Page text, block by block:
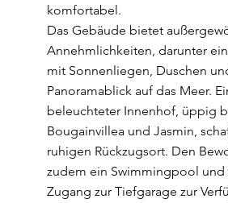
komfortabel.
Das Gebäude bietet
Annehmlichkeiten, darunter
mit Sonnenliegen, Duschen
Panoramablick auf das Meer.
beleuchteter Innenhof, üppig
Bougainvillea und Jasmin,
ruhigen Rückzugsort. Den
zudem ein Swimmingpool und
Zugang zur Tiefgarage zur